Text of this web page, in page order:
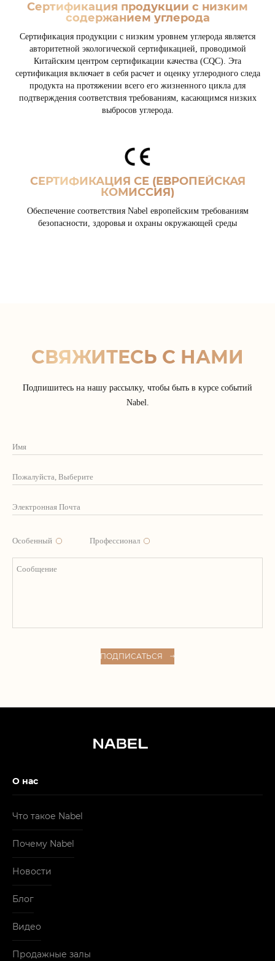
Сертификация продукции с низким
содержанием углерода
Сертификация продукции с низким уровнем углерода является
авторитетной экологической сертификацией, проводимой
Китайским центром сертификации качества (CQC). Эта
сертификация включает в себя расчет и оценку углеродного следа
продукта на протяжении всего его жизненного цикла для
подтверждения соответствия требованиям, касающимся низких
выбросов углерода.
СЕРТИФИКАЦИЯ СЕ (ЕВРОПЕЙСКАЯ
КОМИССИЯ)
Обеспечение соответствия Nabel европейским требованиям
безопасности, здоровья и охраны окружающей среды
СВЯЖИТЕСЬ С НАМИ
Подпишитесь на нашу рассылку, чтобы быть в курсе событий
Nabel.
Особенный Профессионал
ПОДПИСАТЬСЯ
О нас
Что такое Nabel
Почему Nabel
Новости
Блог
Видео
Продажные залы